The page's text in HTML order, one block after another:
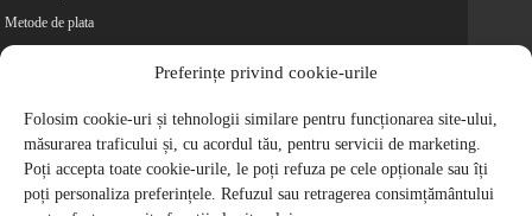
Preferințe privind cookie-urile
Folosim cookie-uri și tehnologii similare pentru funcționarea site-ului,
măsurarea traficului și, cu acordul tău, pentru servicii de marketing.
Poți accepta toate cookie-urile, le poți refuza pe cele opționale sau îți
poți personaliza preferințele. Refuzul sau retragerea consimțământului
Metode de plata
Retur
Cariere
Politica de Confidentialitate